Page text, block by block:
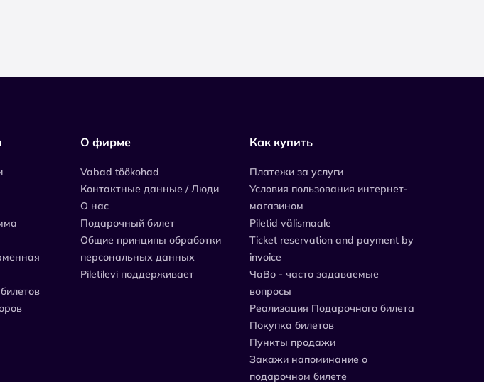
О фирме
Vabad töökohad
Контактные данные / Люди
О нас
Подарочный билет
Общие принципы обработки
персональных данных
Piletilevi поддерживает
Как купить
Платежи за услуги
Условия пользования интернет-
магазином
Piletid välismaale
Ticket reservation and payment by
invoice
ЧаВо - часто задаваемые
вопросы
Реализация Подарочного билета
Покупка билетов
Пункты продажи
Закажи напоминание о
подарочном билете